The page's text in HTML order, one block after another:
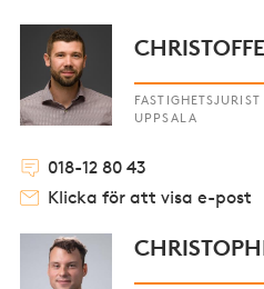
FASTIGHETSJURIST
UPPSALA
018-12 80 43
Klicka för att visa e-post